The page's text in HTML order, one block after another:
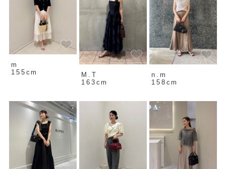
m
155cm
M.T
163cm
n.m
158cm